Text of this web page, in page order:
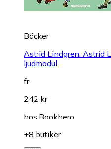
Böcker
Astrid Lindgren: Astrid
ljudmodul
fr.
242 kr
hos Bookhero
+8 butiker